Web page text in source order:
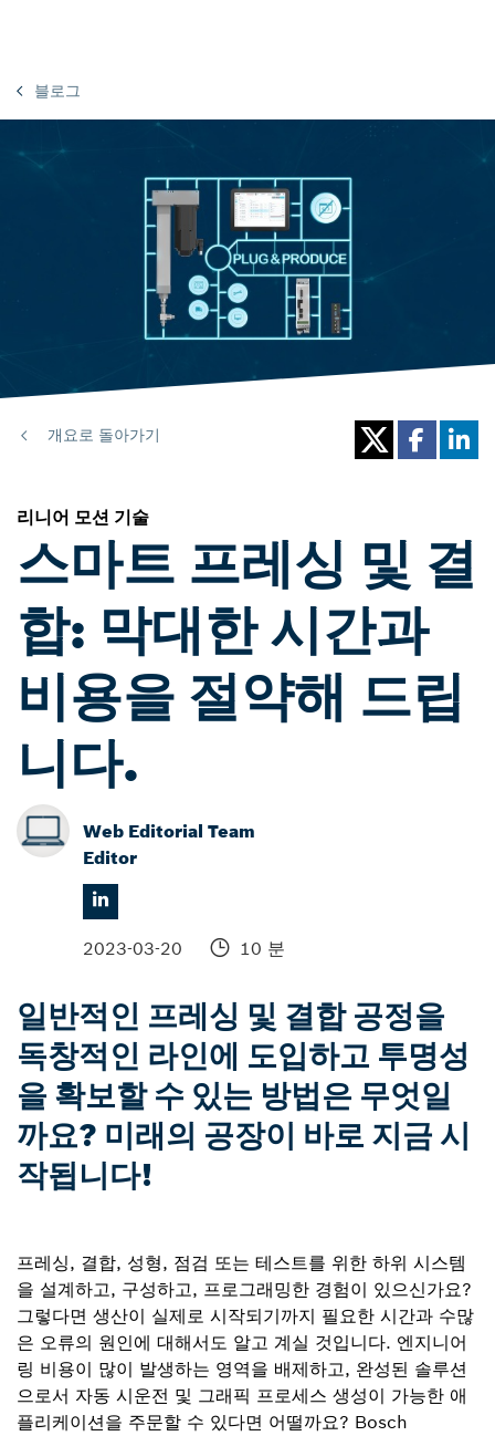
블로그
개요로 돌아가기
리니어 모션 기술
스마트 프레싱 및 결
합: 막대한 시간과
비용을 절약해 드립
니다.
Web Editorial Team
Editor
2023-03-20 10 분
일반적인 프레싱 및 결합 공정을
독창적인 라인에 도입하고 투명성
을 확보할 수 있는 방법은 무엇일
까요? 미래의 공장이 바로 지금 시
작됩니다!
프레싱, 결합, 성형, 점검 또는 테스트를 위한 하위 시스템
을 설계하고, 구성하고, 프로그래밍한 경험이 있으신가요?
그렇다면 생산이 실제로 시작되기까지 필요한 시간과 수많
은 오류의 원인에 대해서도 알고 계실 것입니다. 엔지니어
링 비용이 많이 발생하는 영역을 배제하고, 완성된 솔루션
으로서 자동 시운전 및 그래픽 프로세스 생성이 가능한 애
플리케이션을 주문할 수 있다면 어떨까요? Bosch